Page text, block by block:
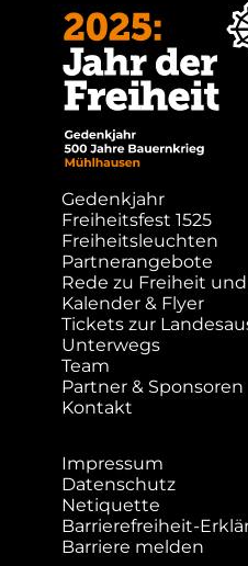
Gedenkjahr
Freiheitsfest 1525
Freiheitsleuchten
Partnerangebote
Rede zu Freiheit
Kalender & Flyer
Tickets zur
Unterwegs
Team
Partner & Sponsoren
Kontakt
Impressum
Datenschutz
Netiquette
Barrierefreiheit-
Barriere melden